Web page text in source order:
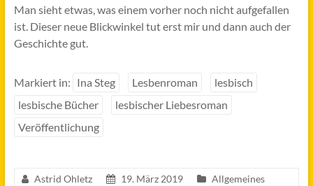
Man sieht etwas, was einem vorher noch nicht aufgefallen
ist. Dieser neue Blickwinkel tut erst mir und dann auch der
Geschichte gut.
Markiert in: Ina Steg Lesbenroman
lesbisch
lesbische Bücher
lesbischer Liebesroman
Veröffentlichung
Astrid Ohletz 19. März 2019
Allgemeines